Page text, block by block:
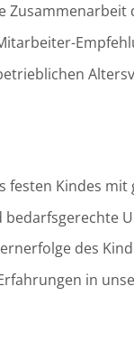
festen Kindes
bedarfsgerechte
des
in